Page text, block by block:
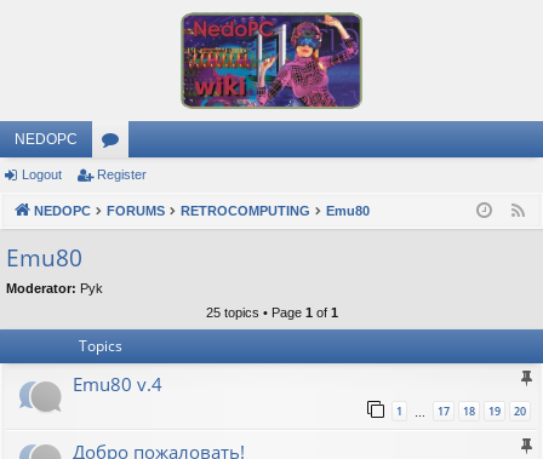
NEDOPC
or
u
Logout Register
NEDOPC FORUMS RETROCOMPUTING Emu80
Emu80
Moderator: Pyk
25 topics • Page 1 of 1
Topics
Emu80 v.4
1 … 17 18 19 20
Добро пожаловать!